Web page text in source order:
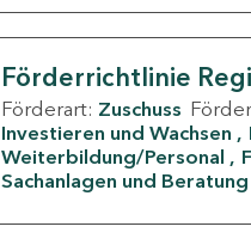
Förderrichtlinie
Förderart: Zuschuss
Investieren und Wachsen
Weiterbildung/Personal
Sachanlagen und Beratung